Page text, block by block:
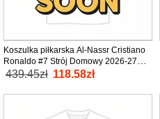
Koszulka piłkarska Al-Nassr Cristiano
Ronaldo #7 Strój Domowy 2026-27
tanio Krótki Rękaw
439.45zł 118.58zł